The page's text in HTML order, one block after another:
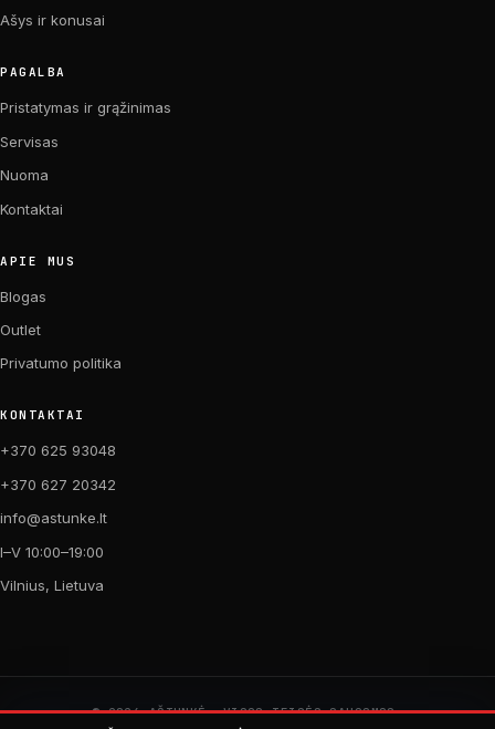
Ašys ir konusai
PAGALBA
Pristatymas ir grąžinimas
Servisas
Nuoma
Kontaktai
APIE MUS
Blogas
Outlet
Privatumo politika
KONTAKTAI
+370 625 93048
+370 627 20342
info@astunke.lt
I–V 10:00–19:00
Vilnius, Lietuva
© 2026 AŠTUNKĖ. VISOS TEISĖS SAUGOMOS.